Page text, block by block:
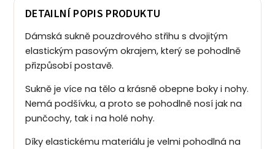
DETAILNÍ POPIS PRODUKTU
Dámská sukně pouzdrového střihu s dvojitým
elastickým pasovým okrajem, který se pohodlně
přizpůsobí postavě.
Sukně je více na tělo a krásně obepne boky i nohy.
Nemá podšívku, a proto se pohodlně nosí jak na
punčochy, tak i na holé nohy.
Díky elastickému materiálu je velmi pohodlná na